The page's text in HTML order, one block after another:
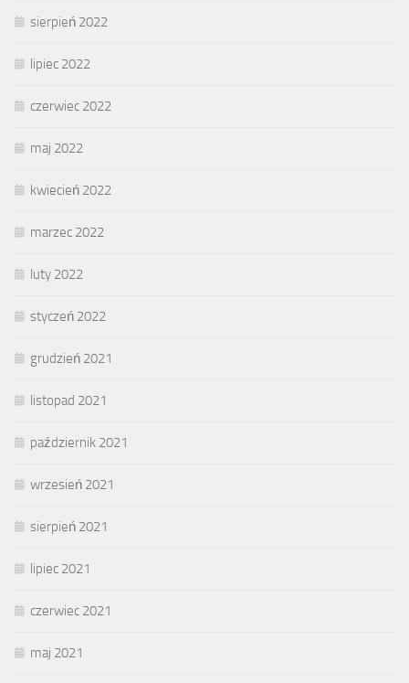
sierpień 2022
lipiec 2022
czerwiec 2022
maj 2022
kwiecień 2022
marzec 2022
luty 2022
styczeń 2022
grudzień 2021
listopad 2021
październik 2021
wrzesień 2021
sierpień 2021
lipiec 2021
czerwiec 2021
maj 2021